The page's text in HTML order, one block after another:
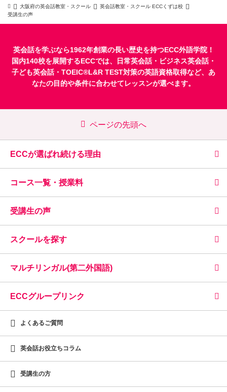
大阪府の英会話教室・スクール
英会話教室・スクール ECCくずは校
受講生の声
英会話を学ぶなら1962年創業の長い歴史を持つECC外語学院！
国内140校を展開するECCでは、
日常英会話・ ビジネス英会話・
子ども英会話・ TOEIC®L&R TEST対策の英語資格取得など、あ
なたの目的や条件に合わせてレッスンが選べます。
ページの先頭へ
ECCが選ばれ続ける理由
コース一覧・授業料
受講生の声
スクールを探す
マルチリンガル(第二外国語)
ECCグループリンク
よくあるご質問
英会話お役立ちコラム
受講生の方